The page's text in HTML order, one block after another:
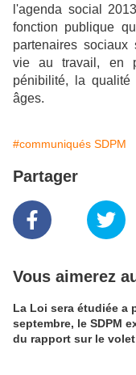
l'agenda social
fonction publique
partenaires
vie au travail, en
pénibilité, la
âges.
#communiqués SDPM
Partager
Vous aimerez
La Loi sera étudiée a
septembre, le SDPM
du rapport sur le